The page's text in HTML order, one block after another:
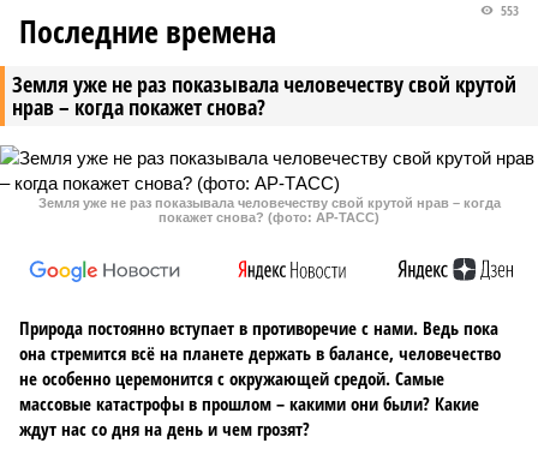
Земля уже не раз показывала человечеству свой крутой
нрав – когда покажет снова?
553
Последние времена
Земля уже не раз показывала человечеству свой крутой нрав – когда
покажет снова? (фото: АР-ТАСС)
Природа постоянно вступает в противоречие с нами. Ведь пока
она стремится всё на планете держать в балансе, человечество
не особенно церемонится с окружающей средой. Самые
массовые катастрофы в прошлом – какими они были? Какие
ждут нас со дня на день и чем грозят?